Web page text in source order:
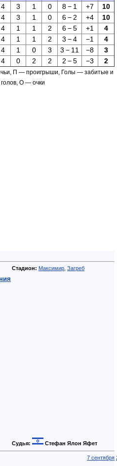
4 3 1 0 8− 1 +7
10
4 3 1 0 6− 2 +4
10
4 1 1 2 6−5 +1
4
4 1 1 2 3 −4 −1
4
4 1 0 3 3 − 11 −8
3
4 0 2 2 2 −5 −3 2
П — проигрыши, Голы — забитые и
О — очки
Стадион: Максимир Загреб
Судья: Стефан Ялон Яфет
7 сентября